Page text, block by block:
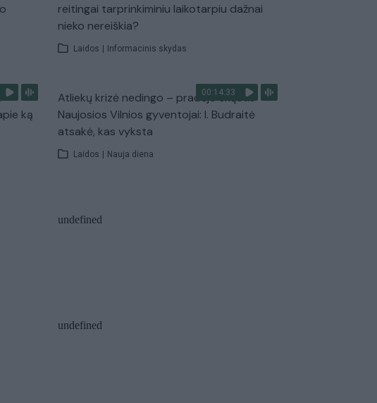
reitingai tarprinkiminiu laikotarpiu dažnai
nieko nereiškia?
Laidos | Informacinis skydas
–
ką
00:14:33
Atliekų krizė nedingo – pradėjo skųstis
Naujosios Vilnios gyventojai: I. Budraitė
atsakė, kas vyksta
Laidos | Nauja diena